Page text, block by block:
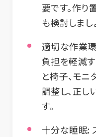
要です。作り
も検討しまし
適切な作業
負担を軽減
と椅子、モ
調整し、正
す。
十分な睡眠: